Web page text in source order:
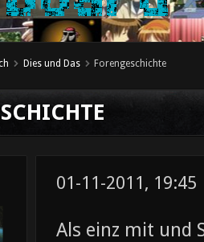
Dies und Das Forengeschichte
01-11-2011, 19:45
Als einz mit und